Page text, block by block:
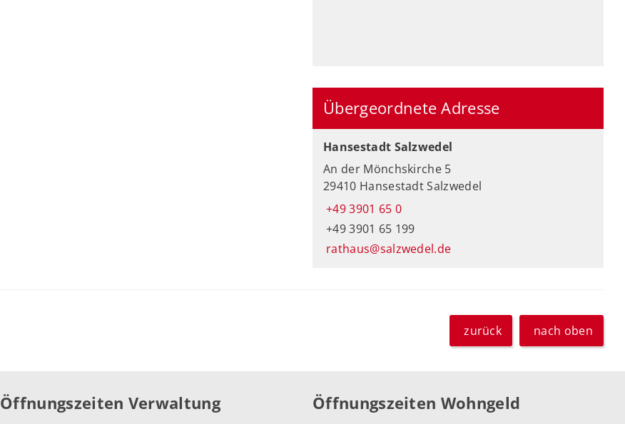
Übergeordnete Adresse
Hansestadt Salzwedel
An der Mönchskirche 5
29410 Hansestadt Salzwedel
+49 3901 65 0
+49 3901 65 199
rathaus@salzwedel.de
zurück nach oben
Öffnungszeiten Verwaltung Öffnungszeiten Wohngeld